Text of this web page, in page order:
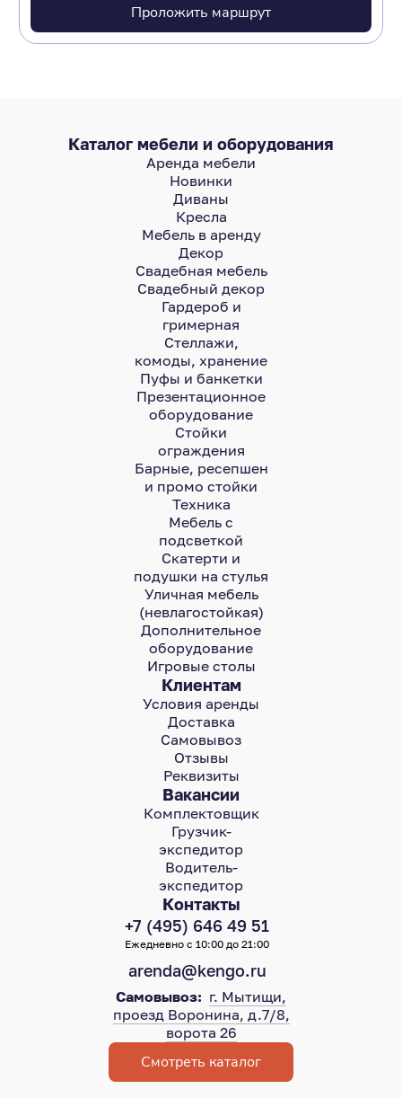
Проложить маршрут
Контакты
+7 (495) 646 49 51
Ежедневно с 10:00 до 21:00
arenda@kengo.ru
Самовывоз: г. Мытищи,
проезд Воронина, д.7/8,
ворота 26
Смотреть каталог
Клиентам
Условия аренды
Доставка
Самовывоз
Отзывы
Реквизиты
Вакансии
Комплектовщик
Грузчик-
экспедитор
Водитель-
экспедитор
Каталог мебели и оборудования
Аренда мебели
Новинки
Диваны
Кресла
Мебель в аренду
Декор
Свадебная мебель
Свадебный декор
Гардероб и
гримерная
Стеллажи,
комоды, хранение
Пуфы и банкетки
Презентационное
оборудование
Стойки
ограждения
Барные, ресепшен
и промо стойки
Техника
Мебель с
подсветкой
Скатерти и
подушки на стулья
Уличная мебель
(невлагостойкая)
Дополнительное
оборудование
Игровые столы